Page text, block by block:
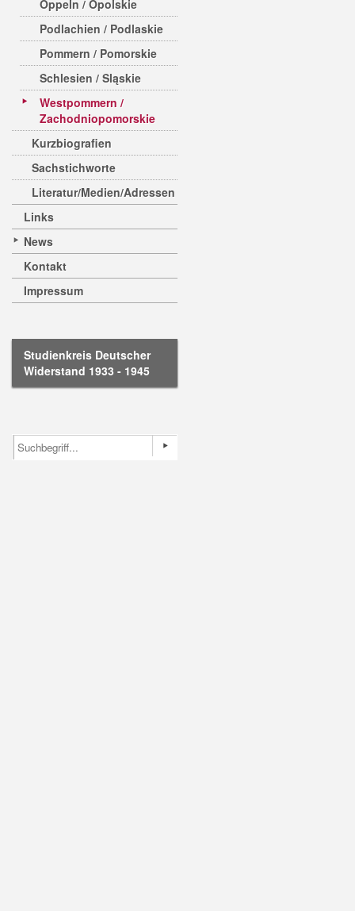
Oppeln / Opolskie
Podlachien / Podlaskie
Pommern / Pomorskie
Schlesien / Sląskie
Westpommern /
Zachodniopomorskie
Kurzbiografien
Sachstichworte
Literatur/Medien/Adressen
Links
News
Kontakt
Impressum
Studienkreis Deutscher
Widerstand 1933 - 1945